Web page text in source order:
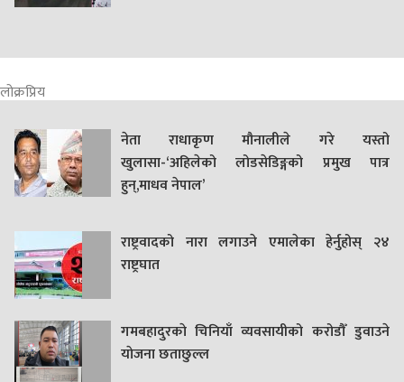
लोक्रप्रिय
नेता राधाकृण मौनालीले गरे यस्तो
खुलासा-‘अहिलेको लोडसेडिङ्गको प्रमुख पात्र
हुन्,माधव नेपाल’
राष्ट्रवादको नारा लगाउने एमालेका हेर्नुहोस् २४
राष्ट्रघात
गमबहादुरकाे चिनियाँ व्यवसायीको करोडौँ डुवाउने
याेजना छताछुल्ल